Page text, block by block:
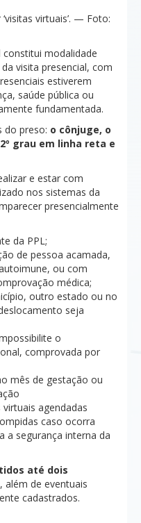
virtuais’. — Foto:
constitui modalidade
visita presencial, com
estiverem
saúde pública ou
fundamentada.
do preso: o cônjuge, o
grau em linha reta e
e estar com
nos sistemas da
presencialmente
da PPL;
de pessoa acamada,
ou com
médica;
outro estado ou no
seja
o
comprovada por
mês de gestação ou
agendadas
caso ocorra
a segurança interna da
até dois
, além de eventuais
cadastrados.